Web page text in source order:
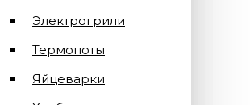
Электрогрили
Термопоты
Яйцеварки